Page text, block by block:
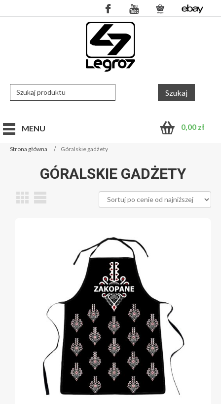
0,00 zł
MENU
Strona główna Góralskie gadżety
GÓRALSKIE GADŻETY